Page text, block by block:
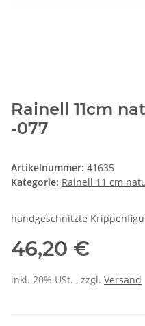
Rainell 11cm
-077
Artikelnummer: 41635
Kategorie: Rainell 11 cm
handgeschnitzte
46,20 €
inkl. 20% USt. , zzgl. Versand